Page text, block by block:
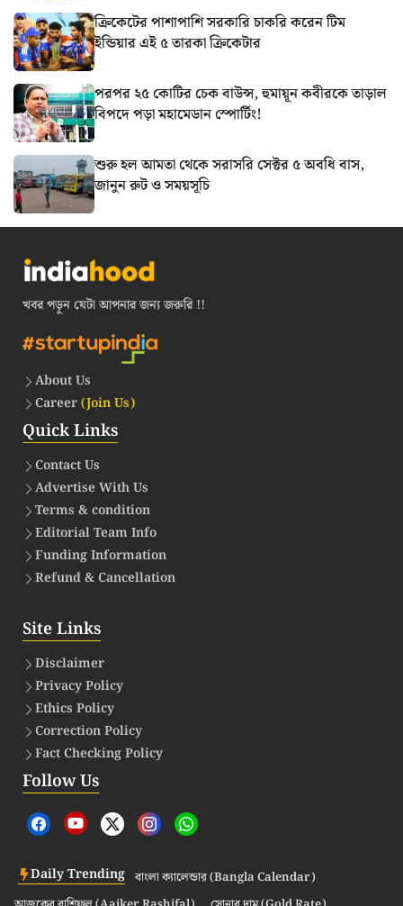
ক্রিকেটের পাশাপাশি সরকারি চাকরি করেন টিম
ইন্ডিয়ার এই ৫ তারকা ক্রিকেটার
পরপর ২৫ কোটির চেক বাউন্স, হুমায়ূন কবীরকে তাড়াল
বিপদে পড়া মহামেডান স্পোর্টিং!
শুরু হল আমতা থেকে সরাসরি সেক্টর ৫ অবধি বাস,
জানুন রুট ও সময়সূচি
খবর পড়ুন যেটা আপনার জন্য জরুরি !!
About Us
Career(Join Us)
Quick Links
Contact Us
Advertise With Us
Terms & condition
Editorial Team Info
Funding Information
Refund & Cancellation
Site Links
Disclaimer
Privacy Policy
Ethics Policy
Correction Policy
Fact Checking Policy
Follow Us
Daily Trending বাংলা ক্যালেন্ডার (Bangla Calendar)